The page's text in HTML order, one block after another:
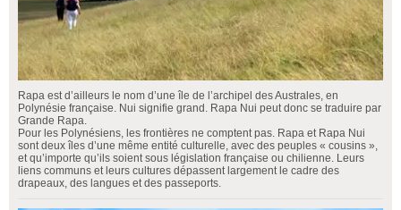
Rapa est d’ailleurs le nom d’une île de l’archipel des Australes, en
Polynésie française. Nui signifie grand. Rapa Nui peut donc se traduire par
Grande Rapa.
Pour les Polynésiens, les frontières ne comptent pas. Rapa et Rapa Nui
sont deux îles d’une même entité culturelle, avec des peuples « cousins »,
et qu’importe qu’ils soient sous législation française ou chilienne. Leurs
liens communs et leurs cultures dépassent largement le cadre des
drapeaux, des langues et des passeports.